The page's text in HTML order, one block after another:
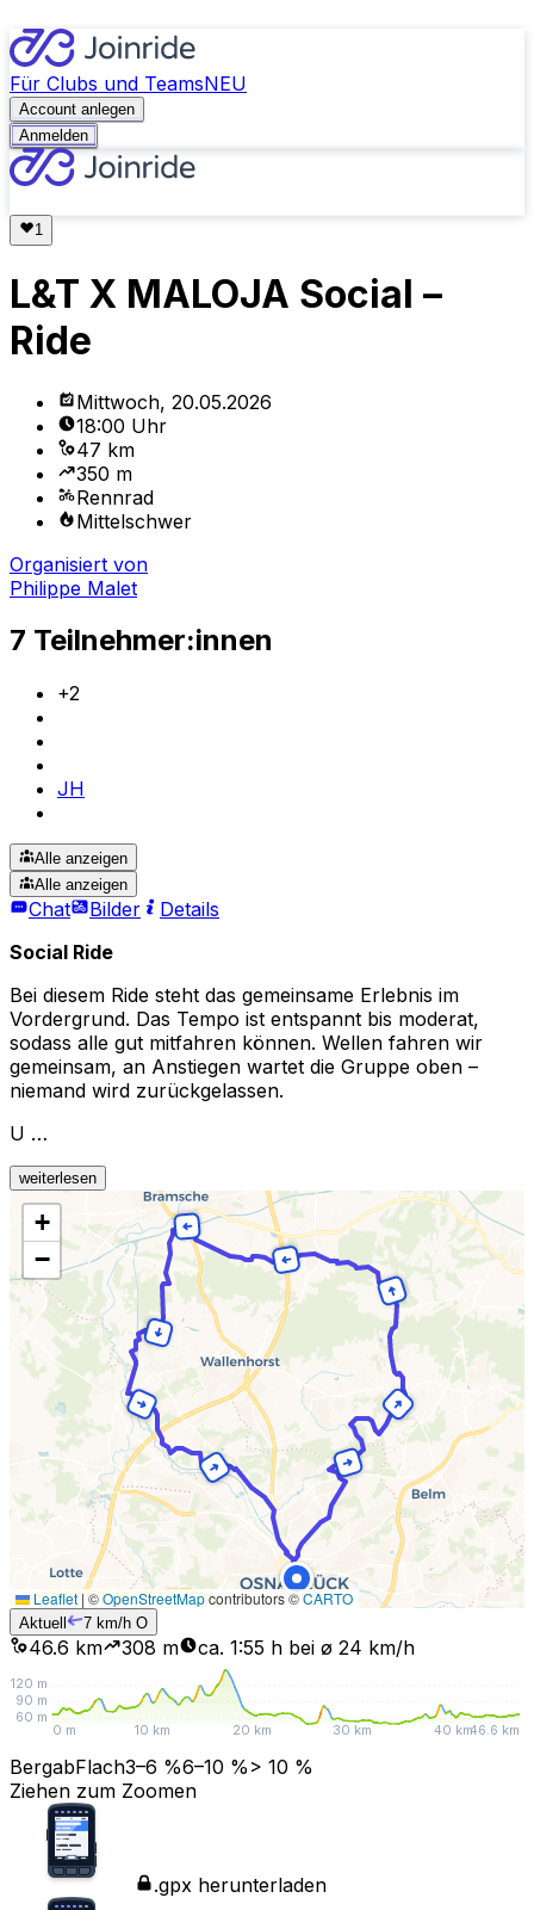
Für Clubs und TeamsNEU
Account anlegen
Anmelden
L&T X MALOJA Social –
Ride
Mittwoch, 20.05.2026
18:00 Uhr
47 km
350 m
Rennrad
Mittelschwer
Organisiert von
Philippe Malet
7 Teilnehmer:innen
+2
JH
Alle anzeigen
Alle anzeigen
Chat Bilder
Details
Social Ride
Bei diesem Ride steht das gemeinsame Erlebnis im
Vordergrund. Das Tempo ist entspannt bis moderat,
sodass alle gut mitfahren können. Wellen fahren wir
gemeinsam, an Anstiegen wartet die Gruppe oben –
niemand wird zurückgelassen.
U …
weiterlesen
+
−
Leaflet | ©OpenStreetMapcontributors ©CARTO
Aktuell 7 km/h O
46.6 km 308 m ca. 1:55 h bei ø 24 km/h
60 m
90 m
120 m
0 m 10 km 20 km 30 km 40 km46.6 km
BergabFlach3–6 %6–10 % > 10 %
Ziehen zum Zoomen
.gpx herunterladen